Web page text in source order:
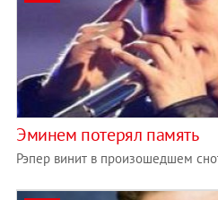
Эминем потерял память
Рэпер винит в произошедшем